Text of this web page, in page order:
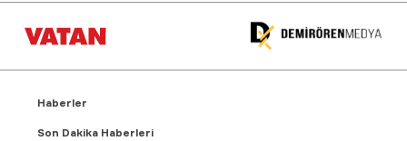
Haberler
Son Dakika Haberleri